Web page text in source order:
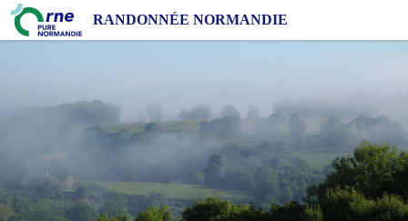
RANDONNÉE NORMANDIE
La chapelle du Cerisier, Domfront - Randonnée à pied
Le bocage domfrontais - D. Commenchal